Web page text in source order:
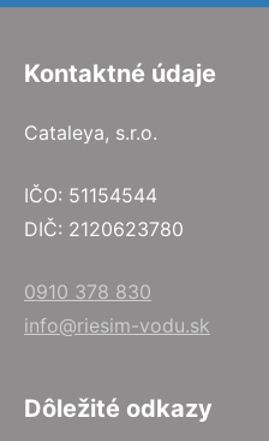
Kontaktné údaje
Cataleya, s.r.o.
IČO: 51154544
DIČ: 2120623780
0910 378 830
info@riesim-vodu.sk
Dôležité odkazy